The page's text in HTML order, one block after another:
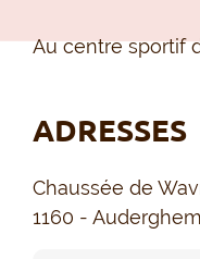
Au centre sportif
ADRESSES
Chaussée de
1160 - Auderghem